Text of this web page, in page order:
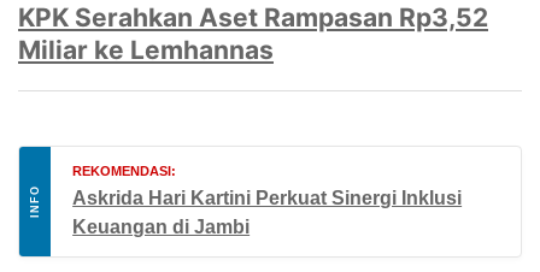
KPK Serahkan Aset Rampasan Rp3,52
Miliar ke Lemhannas
INFO
REKOMENDASI:
Askrida Hari Kartini Perkuat Sinergi Inklusi
Keuangan di Jambi